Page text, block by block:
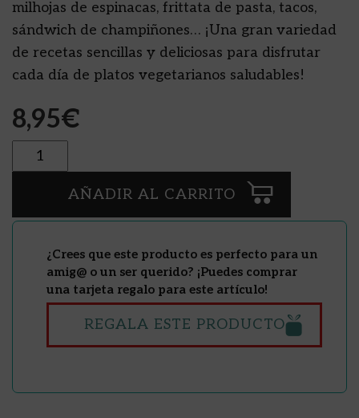
milhojas de espinacas, frittata de pasta, tacos,
sándwich de champiñones… ¡Una gran variedad
de recetas sencillas y deliciosas para disfrutar
cada día de platos vegetarianos saludables!
8,95€
Cantidad
AÑADIR AL CARRITO
¿Crees que este producto es perfecto para un
amig@ o un ser querido? ¡Puedes comprar
una tarjeta regalo para este artículo!
REGALA ESTE PRODUCTO